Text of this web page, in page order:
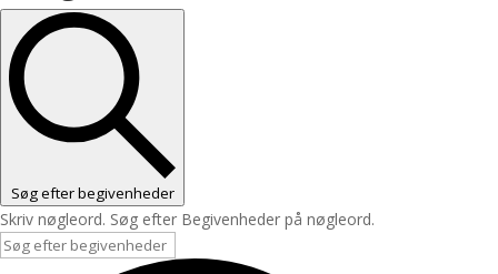
Søg efter begivenheder
Skriv nøgleord. Søg efter Begivenheder på nøgleord.